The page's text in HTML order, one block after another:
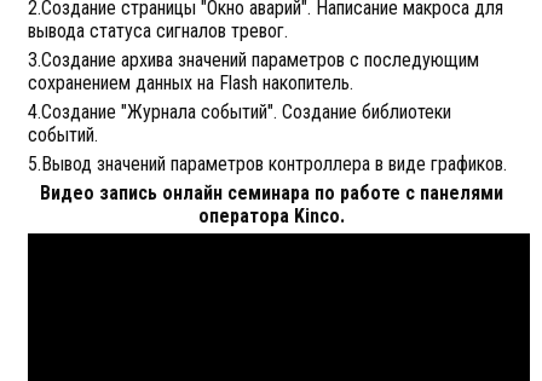
2.Создание страницы "Окно аварий". Написание макроса для
вывода статуса сигналов тревог.
3.Создание архива значений параметров с последующим
сохранением данных на Flash накопитель.
4.Создание "Журнала событий". Создание библиотеки
событий.
5.Вывод значений параметров контроллера в виде графиков.
Видео запись онлайн семинара по работе с панелями
оператора Kinco.